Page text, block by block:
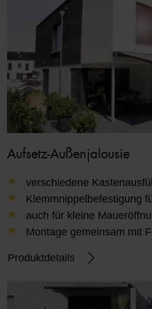
Aufsetz-Außenjalousie
verschiedene
Klemmnippelbefestigung
auch für kleine
Montage gemeinsam mit
Produktdetails